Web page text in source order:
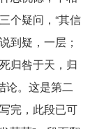
个疑问，“其信
到疑，一层；
归咎于天，归
论。这是第二
完，此段已可